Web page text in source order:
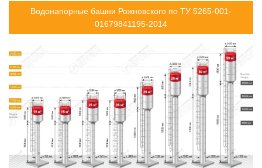
Водонапорные башни Рожновского по ТУ 5265-001-
01679841195-2014